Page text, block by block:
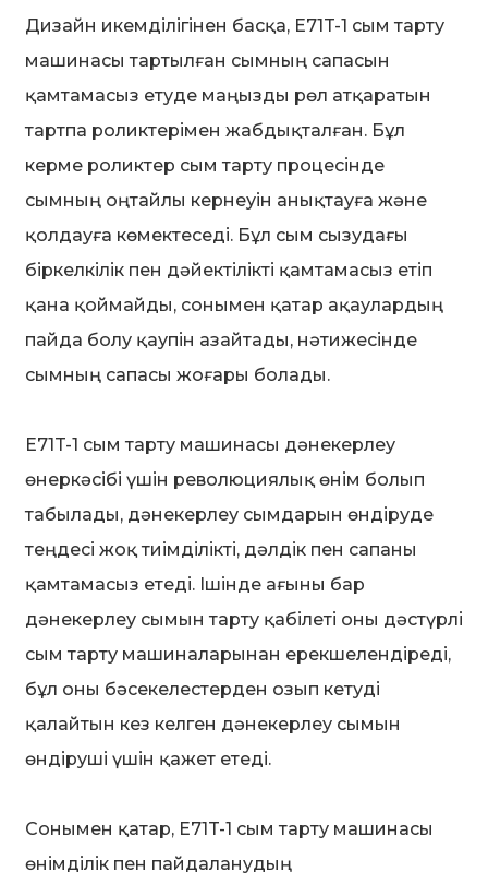
Дизайн икемділігінен басқа, E71T-1 сым тарту
машинасы тартылған сымның сапасын
қамтамасыз етуде маңызды рөл атқаратын
тартпа роликтерімен жабдықталған. Бұл
керме роликтер сым тарту процесінде
сымның оңтайлы кернеуін анықтауға және
қолдауға көмектеседі. Бұл сым сызудағы
біркелкілік пен дәйектілікті қамтамасыз етіп
қана қоймайды, сонымен қатар ақаулардың
пайда болу қаупін азайтады, нәтижесінде
сымның сапасы жоғары болады.
E71T-1 сым тарту машинасы дәнекерлеу
өнеркәсібі үшін революциялық өнім болып
табылады, дәнекерлеу сымдарын өндіруде
теңдесі жоқ тиімділікті, дәлдік пен сапаны
қамтамасыз етеді. Ішінде ағыны бар
дәнекерлеу сымын тарту қабілеті оны дәстүрлі
сым тарту машиналарынан ерекшелендіреді,
бұл оны бәсекелестерден озып кетуді
қалайтын кез келген дәнекерлеу сымын
өндіруші үшін қажет етеді.
Сонымен қатар, E71T-1 сым тарту машинасы
өнімділік пен пайдаланудың